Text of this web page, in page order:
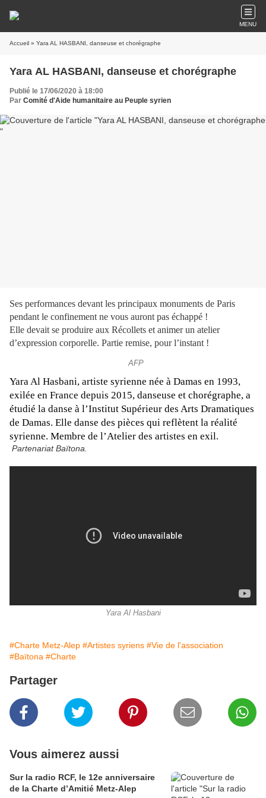
MENU
Accueil » Yara AL HASBANI, danseuse et chorégraphe
Yara AL HASBANI, danseuse et chorégraphe
Publié le 17/06/2020 à 18:00
Par Comité d'Aide humanitaire au Peuple syrien
Ses performances devant les principaux monuments de Paris
pendant le confinement ne vous auront pas échappé !
Elle devait se produire aux Récollets et animer un atelier
d’expression corporelle. Partie remise, pour l’instant !
AFP
Yara Al Hasbani, artiste syrienne née à Damas en 1993,
exilée en France depuis 2015, danseuse et chorégraphe, a
étudié la danse à l’Institut Supérieur des Arts Dramatiques
de Damas. Elle danse des pièces qui reflètent la réalité
syrienne. Membre de l’Atelier des artistes en exil.
Partenariat Baïtona.
Yara Al Hasbani
#Charte Metz-Alep #Artistes syriens #Vie de l'association
#Baïtona #Charte
Partager
Vous aimerez aussi
Sur la radio RCF, le 12e anniversaire
de la Charte d’Amitié Metz-Alep